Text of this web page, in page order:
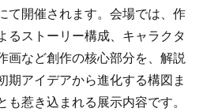
て開催されます。会場では、作
るストーリー構成、キャラクタ
画など創作の核心部分を、解説
期アイデアから進化する構図ま
も惹き込まれる展示内容です。